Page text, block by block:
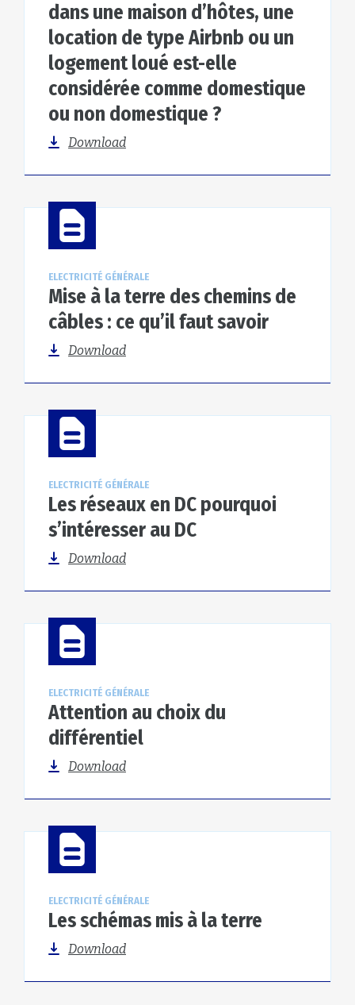
dans une maison d’hôtes, une
location de type Airbnb ou un
logement loué est-elle
considérée comme domestique
ou non domestique ?
Download
ELECTRICITÉ GÉNÉRALE
Mise à la terre des chemins de
câbles : ce qu’il faut savoir
Download
ELECTRICITÉ GÉNÉRALE
Les réseaux en DC pourquoi
s’intéresser au DC
Download
ELECTRICITÉ GÉNÉRALE
Attention au choix du
différentiel
Download
ELECTRICITÉ GÉNÉRALE
Les schémas mis à la terre
Download